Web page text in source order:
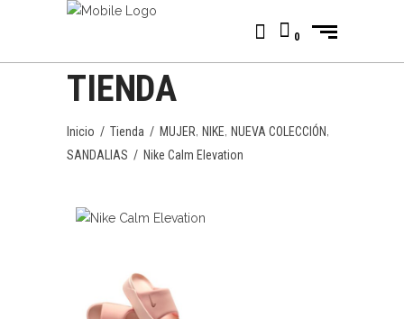
0
TIENDA
Inicio / Tienda / MUJER NIKE NUEVA COLECCIÓN
SANDALIAS / Nike Calm Elevation